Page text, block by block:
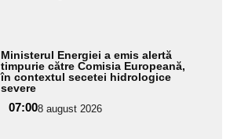
Ministerul Energiei a emis alertă
timpurie către Comisia Europeană,
în contextul secetei hidrologice
severe
07:008 august 2026